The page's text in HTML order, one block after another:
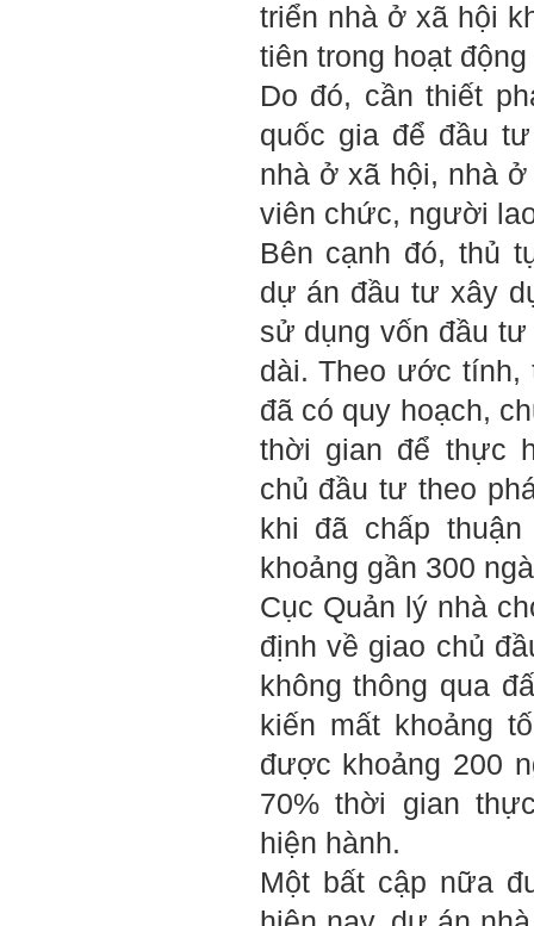
triển nhà ở xã hội
tiên trong hoạt
Do đó, cần thiết
quốc gia để đầu
nhà ở xã hội, nhà
viên chức, người
Bên cạnh đó, thủ
dự án đầu tư xây
sử dụng vốn đầu
dài. Theo ước
đã có quy hoạch,
thời gian để thực
chủ đầu tư theo
khi đã chấp
khoảng gần 300
Cục Quản lý nhà
định về giao chủ
không thông qua
kiến mất khoảng
được khoảng 200
70% thời gian
hiện hành.
Một bất cập nữa